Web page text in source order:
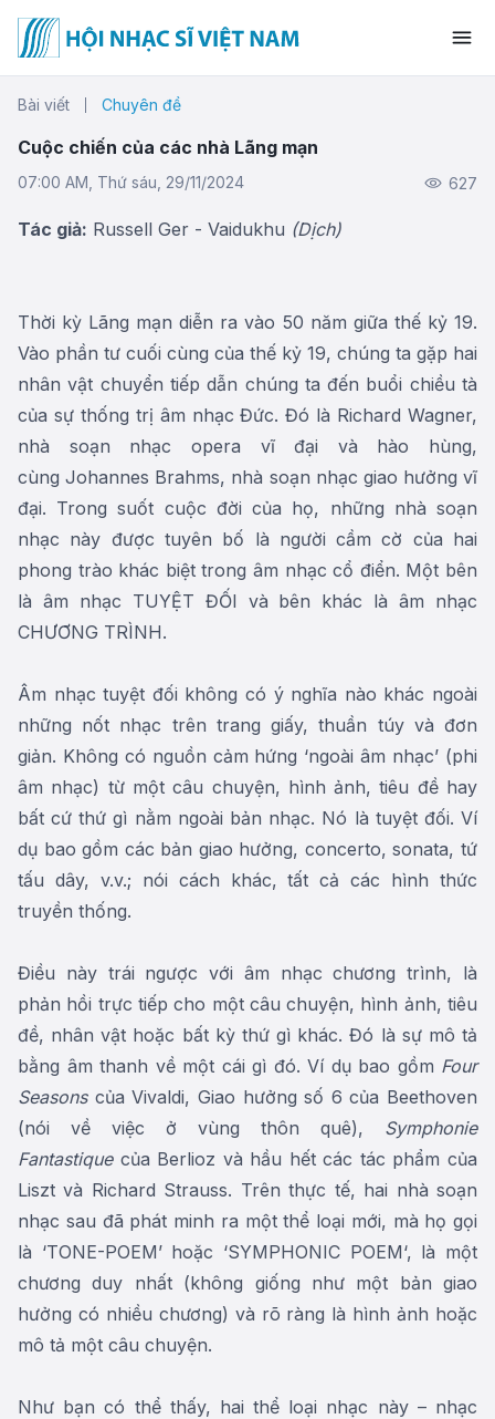
Bài viết Chuyên đề
Cuộc chiến của các nhà Lãng mạn
07:00 AM, Thứ sáu, 29/11/2024 627
Tác giả: Russell Ger - Vaidukhu (Dịch)
Thời kỳ Lãng mạn diễn ra vào 50 năm giữa thế kỷ 19.
Vào phần tư cuối cùng của thế kỷ 19, chúng ta gặp hai
nhân vật chuyển tiếp dẫn chúng ta đến buổi chiều tà
của sự thống trị âm nhạc Đức. Đó là Richard Wagner,
nhà soạn nhạc opera vĩ đại và hào hùng,
cùng Johannes Brahms, nhà soạn nhạc giao hưởng vĩ
đại. Trong suốt cuộc đời của họ, những nhà soạn
nhạc này được tuyên bố là người cầm cờ của hai
phong trào khác biệt trong âm nhạc cổ điển. Một bên
là âm nhạc TUYỆT ĐỐI và bên khác là âm nhạc
CHƯƠNG TRÌNH.
Âm nhạc tuyệt đối không có ý nghĩa nào khác ngoài
những nốt nhạc trên trang giấy, thuần túy và đơn
giản. Không có nguồn cảm hứng ‘ngoài âm nhạc’ (phi
âm nhạc) từ một câu chuyện, hình ảnh, tiêu đề hay
bất cứ thứ gì nằm ngoài bản nhạc. Nó là tuyệt đối. Ví
dụ bao gồm các bản giao hưởng, concerto, sonata, tứ
tấu dây, v.v.; nói cách khác, tất cả các hình thức
truyền thống.
Điều này trái ngược với âm nhạc chương trình, là
phản hồi trực tiếp cho một câu chuyện, hình ảnh, tiêu
đề, nhân vật hoặc bất kỳ thứ gì khác. Đó là sự mô tả
bằng âm thanh về một cái gì đó. Ví dụ bao gồm Four
Seasonscủa Vivaldi, Giao hưởng số 6 của Beethoven
(nói về việc ở vùng thôn quê), Symphonie
Fantastiquecủa Berlioz và hầu hết các tác phẩm của
Liszt và Richard Strauss. Trên thực tế, hai nhà soạn
nhạc sau đã phát minh ra một thể loại mới, mà họ gọi
là ‘TONE-POEM’ hoặc ‘SYMPHONIC POEM‘, là một
chương duy nhất (không giống như một bản giao
hưởng có nhiều chương) và rõ ràng là hình ảnh hoặc
mô tả một câu chuyện.
Như bạn có thể thấy, hai thể loại nhạc này – nhạc